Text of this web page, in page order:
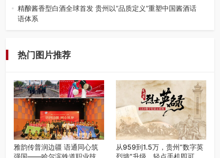
舞”暨望谟芒果丰收季促…
精酿酱香型白酒全球首发 贵州以”品质定义”重塑中国酱酒话
语体系
热门图片推荐
雅韵传普润边疆 语通同心筑
从959到1.5万，贵州“数字英